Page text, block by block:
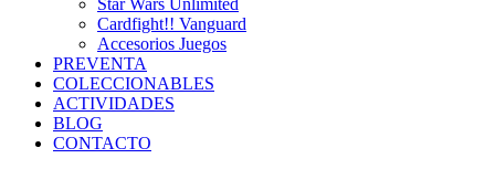
Cardfight!! Vanguard
Accesorios Juegos
PREVENTA
COLECCIONABLES
ACTIVIDADES
BLOG
CONTACTO